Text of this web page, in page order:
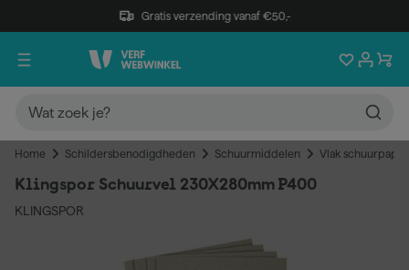
Gratis verzending vanaf €50,-
Home Schildersbenodigdheden Schuurmiddelen Vlak
Klingspor Schuurvel 230X280mm P400
KLINGSPOR